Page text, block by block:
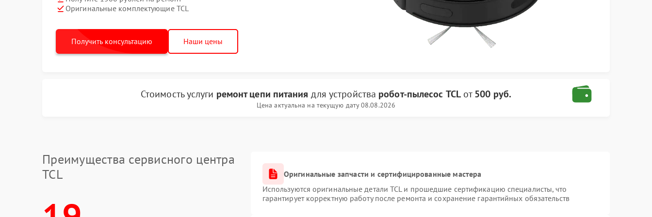
Оригинальные комплектующие TCL
Получить консультацию Наши цены
Стоимость услуги ремонт цепи питания для устройства робот-пылесос TCLот500 руб.
Цена актуальна на текущую дату 08.08.2026
Преимущества сервисного центра
TCL
Оригинальные запчасти и сертифицированные мастера
Используются оригинальные детали TCL и прошедшие сертификацию специалисты, что
гарантирует корректную работу после ремонта и сохранение гарантийных обязательств